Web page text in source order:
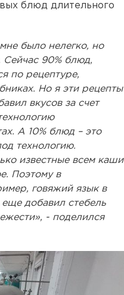
блюд длительного
было нелегко, но
Сейчас 90% блюд,
по рецептуре,
Но я эти рецепты
вкусов за счет
А 10% блюд – это
технологию.
известные всем каши
Поэтому в
говяжий язык в
добавил стебель
- поделился